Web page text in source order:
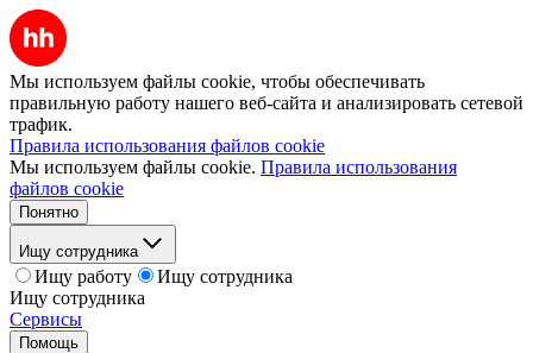
Мы используем файлы cookie, чтобы обеспечивать
правильную работу нашего веб-сайта и анализировать сетевой
трафик.
Правила использования файлов cookie
Мы используем файлы cookie. Правила использования
файлов cookie
Понятно
Ищу сотрудника
Ищу работу
Ищу сотрудника
Ищу сотрудника
Сервисы
Помощь